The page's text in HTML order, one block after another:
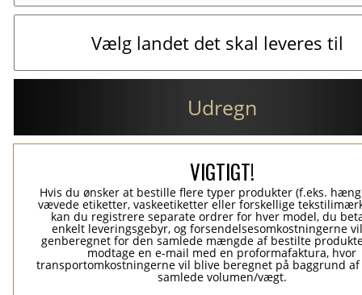
Udregn
VIGTIGT!
Hvis du ønsker at bestille flere typer produkter (f.eks.
vævede etiketter, vaskeetiketter eller forskellige
kan du registrere separate ordrer for hver model, du
enkelt leveringsgebyr, og forsendelsesomkostningerne
genberegnet for den samlede mængde af bestilte
modtage en e-mail med en proformafaktura, hvor
transportomkostningerne vil blive beregnet på baggrund af
samlede volumen/vægt.